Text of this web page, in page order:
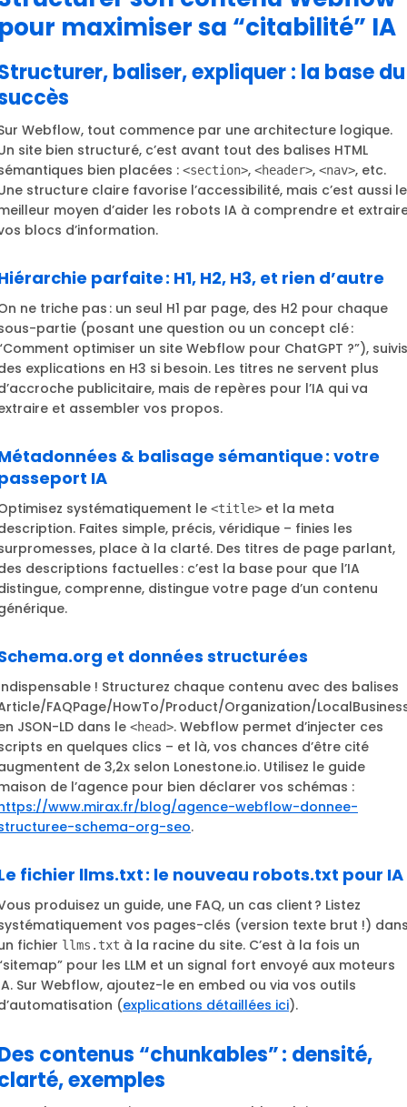
maximiser sa “citabilité” IA
baliser, expliquer : la base du
Webflow, tout commence par une architecture logique.
site bien structuré, c’est avant tout des balises HTML
bien placées : <section>, <header>, <nav>, etc.
structure claire favorise l’accessibilité, mais c’est aussi le
moyen d’aider les robots IA à comprendre et
blocs d’information.
parfaite : H1, H2, H3, et rien d’autre
ne triche pas : un seul H1 par page, des H2 pour chaque
partie (posant une question ou un concept clé :
optimiser un site Webflow pour ChatGPT ?”), suivis
explications en H3 si besoin. Les titres ne servent plus
publicitaire, mais de repères pour l’IA qui va
et assembler vos propos.
& balisage sémantique : votre
IA
systématiquement le <title> et la meta
Faites simple, précis, véridique – finies les
place à la clarté. Des titres de page parlant,
descriptions factuelles : c’est la base pour que l’IA
comprenne, distingue votre page d’un contenu
et données structurées
! Structurez chaque contenu avec des balises
FAQPage/HowTo/Product/Organization/
JSON-LD dans le <head>. Webflow permet d’injecter ces
en quelques clics – et là, vos chances d’être cité
de 3,2x selon Lonestone.io. Utilisez le guide
de l’agence pour bien déclarer vos schémas :
www.mirax.fr/blog/agence-webflow-donnee-
schema-org-seo.
fichier llms.txt : le nouveau robots.txt pour IA
produisez un guide, une FAQ, un cas client ? Listez
vos pages-clés (version texte brut !)
fichier llms.txt à la racine du site. C’est à la fois un
pour les LLM et un signal fort envoyé aux moteurs
Sur Webflow, ajoutez-le en embed ou via vos outils
(explications détaillées ici).
contenus “chunkables” : densité,
exemples